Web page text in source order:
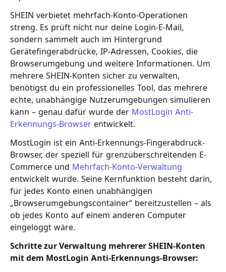
SHEIN verbietet mehrfach-Konto-Operationen
streng. Es prüft nicht nur deine Login-E-Mail,
sondern sammelt auch im Hintergrund
Gerätefingerabdrücke, IP-Adressen, Cookies, die
Browserumgebung und weitere Informationen. Um
mehrere SHEIN-Konten sicher zu verwalten,
benötigst du ein professionelles Tool, das mehrere
echte, unabhängige Nutzerumgebungen simulieren
kann – genau dafür wurde der MostLogin Anti-
Erkennungs-Browser entwickelt.
MostLogin ist ein Anti-Erkennungs-Fingerabdruck-
Browser, der speziell für grenzüberschreitenden E-
Commerce und Mehrfach-Konto-Verwaltung
entwickelt wurde. Seine Kernfunktion besteht darin,
für jedes Konto einen unabhängigen
„Browserumgebungscontainer“ bereitzustellen – als
ob jedes Konto auf einem anderen Computer
eingeloggt wäre.
Schritte zur Verwaltung mehrerer SHEIN-Konten
mit dem MostLogin Anti-Erkennungs-Browser: